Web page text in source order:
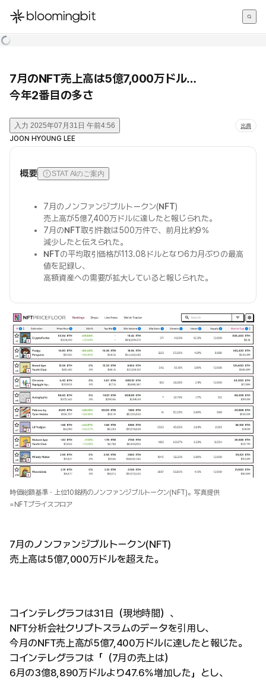
한국어
7月のNFT売上高は5億7,000万ドル…
今年2番目の多さ
入力 2025年07月31日 午前4:56 出典
JOON HYOUNG LEE
概要 STAT AIのご案内
7月のノンファンジブルトークン(NFT)
売上高が5億7,400万ドルに達したと報じられた。
7月のNFT取引件数は500万件で、前月比約9％
減少したと伝えられた。
NFTの平均取引価格が113.08ドルとなり6カ月ぶりの最高
値を記録し、
高額資産への需要が拡大していると報じられた。
時価総額基準・上位10銘柄のノンファンジブルトークン(NFT)。写真提供
=NFTプライスフロア
7月のノンファンジブルトークン(NFT)
売上高は5億7,000万ドルを超えた。
コインテレグラフは31日（現地時間）、
NFT分析会社クリプトスラムのデータを引用し、
今月のNFT売上高が5億7,400万ドルに達したと報じた。
コインテレグラフは「（7月の売上は）
6月の3億8,890万ドルより47.6％増加した」とし、